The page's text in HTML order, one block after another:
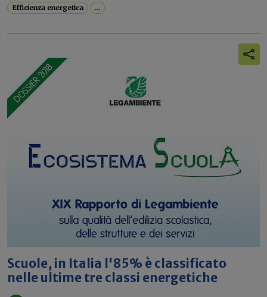
Efficienza energetica
...
Scuole, in Italia l'85% è classificato
nelle ultime tre classi energetiche